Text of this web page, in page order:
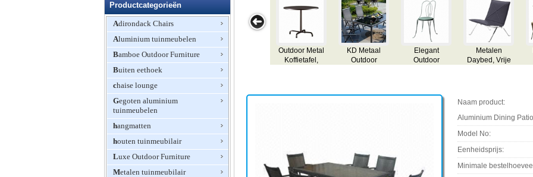
Productcategorieën
Adirondack Chairs
Aluminium tuinmeubelen
Bamboe Outdoor Furniture
Buiten eethoek
chaise lounge
Gegoten aluminium
tuinmeubelen
hangmatten
houten tuinmeubilair
Luxe Outdoor Furniture
Metalen tuinmeubilair
Outdoor Metal
Koffietafel,
bescherming
KD Metaal
Outdoor
Elegant
Outdoor
Metalen
Daybed, Vrije
Naam product:
Aluminium Dining
Model No:
Eenheidsprijs:
Minimale